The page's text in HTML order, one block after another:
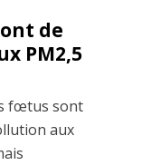
de
PM2,5
fœtus sont
aux